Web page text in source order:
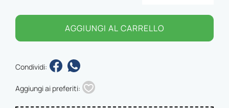
AGGIUNGI AL CARRELLO
Condividi:
Aggiungi ai preferiti: